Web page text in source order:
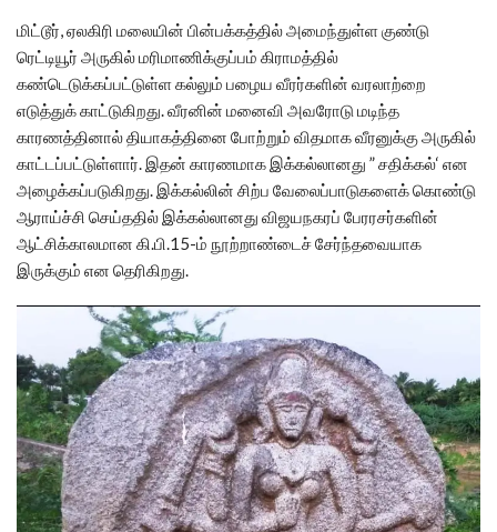
மிட்டூர், ஏலகிரி மலையின் பின்பக்கத்தில் அமைந்துள்ள குண்டு
ரெட்டியூர் அருகில் மரிமாணிக்குப்பம் கிராமத்தில்
கண்டெடுக்கப்பட்டுள்ள கல்லும் பழைய வீரர்களின் வரலாற்றை
எடுத்துக் காட்டுகிறது. வீரனின் மனைவி அவரோடு மடிந்த
காரணத்தினால் தியாகத்தினை போற்றும் விதமாக வீரனுக்கு அருகில்
காட்டப்பட்டுள்ளார். இதன் காரணமாக இக்கல்லானது ” சதிக்கல்‘ என
அழைக்கப்படுகிறது. இக்கல்லின் சிற்ப வேலைப்பாடுகளைக் கொண்டு
ஆராய்ச்சி செய்ததில் இக்கல்லானது விஜயநகரப் பேரரசர்களின்
ஆட்சிக்காலமான கி.பி.15-ம் நூற்றாண்டைச் சேர்ந்தவையாக
இருக்கும் என தெரிகிறது.